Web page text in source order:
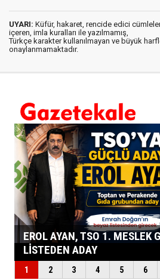
UYARI: Küfür, hakaret, rencide edici
içeren, imla kuralları ile yazılmamış,
Türkçe karakter kullanılmayan ve büyük
onaylanmamaktadır.